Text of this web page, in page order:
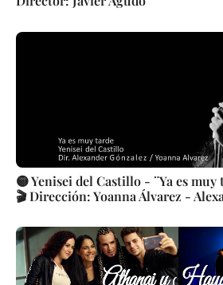
🟡 Yenisei del Castillo - ¨Ya es
🎬 Dirección: Yoanna Álvarez -